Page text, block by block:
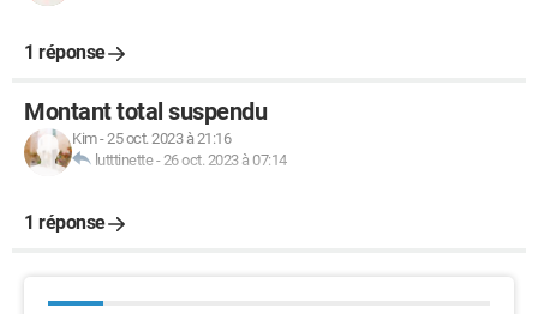
1 réponse
Montant total suspendu
Kim-25 oct. 2023 à 21:16
lutttinette-26 oct. 2023 à 07:14
1 réponse